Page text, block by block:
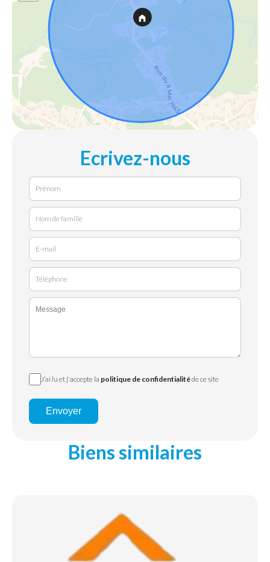
Ecrivez-nous
J’ai lu et j'accepte la politique de confidentialitéde ce site
Envoyer
Biens similaires